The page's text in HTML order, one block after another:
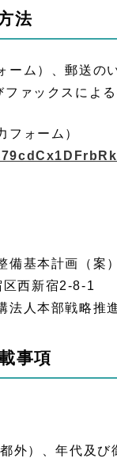
法
ーム）、郵送の
ァックスによ
ォーム）
備基本計画（案
西新宿2-8-1
法人本部戦略
事項
外）、年代及び